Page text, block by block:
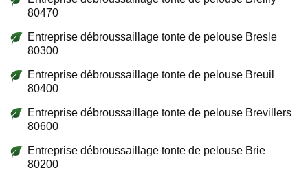
80470
Entreprise débroussaillage tonte de pelouse Bresle
80300
Entreprise débroussaillage tonte de pelouse Breuil
80400
Entreprise débroussaillage tonte de pelouse Brevillers
80600
Entreprise débroussaillage tonte de pelouse Brie
80200